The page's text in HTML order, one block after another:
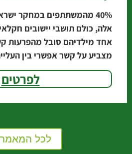
‭40%‬ מהמשתתפים במחקר
אלה, כולם תושבי יישובים
אחד מילדיהם סובל מהפרעות
מצביע על קשר אפשרי בין
לבין השימוש
לפרטים
לכל